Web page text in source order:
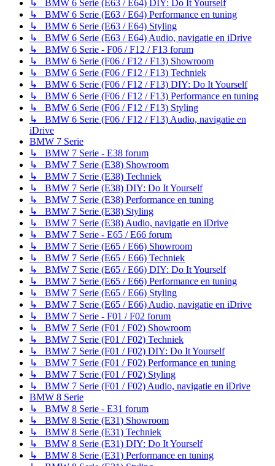
↳ BMW 6 Serie (E63 / E64) DIY: Do It Yourself
↳ BMW 6 Serie (E63 / E64) Performance en tuning
↳ BMW 6 Serie (E63 / E64) Styling
↳ BMW 6 Serie (E63 / E64) Audio, navigatie en iDrive
↳ BMW 6 Serie - F06 / F12 / F13 forum
↳ BMW 6 Serie (F06 / F12 / F13) Showroom
↳ BMW 6 Serie (F06 / F12 / F13) Techniek
↳ BMW 6 Serie (F06 / F12 / F13) DIY: Do It Yourself
↳ BMW 6 Serie (F06 / F12 / F13) Performance en tuning
↳ BMW 6 Serie (F06 / F12 / F13) Styling
↳ BMW 6 Serie (F06 / F12 / F13) Audio, navigatie en
iDrive
BMW 7 Serie
↳ BMW 7 Serie - E38 forum
↳ BMW 7 Serie (E38) Showroom
↳ BMW 7 Serie (E38) Techniek
↳ BMW 7 Serie (E38) DIY: Do It Yourself
↳ BMW 7 Serie (E38) Performance en tuning
↳ BMW 7 Serie (E38) Styling
↳ BMW 7 Serie (E38) Audio, navigatie en iDrive
↳ BMW 7 Serie - E65 / E66 forum
↳ BMW 7 Serie (E65 / E66) Showroom
↳ BMW 7 Serie (E65 / E66) Techniek
↳ BMW 7 Serie (E65 / E66) DIY: Do It Yourself
↳ BMW 7 Serie (E65 / E66) Performance en tuning
↳ BMW 7 Serie (E65 / E66) Styling
↳ BMW 7 Serie (E65 / E66) Audio, navigatie en iDrive
↳ BMW 7 Serie - F01 / F02 forum
↳ BMW 7 Serie (F01 / F02) Showroom
↳ BMW 7 Serie (F01 / F02) Techniek
↳ BMW 7 Serie (F01 / F02) DIY: Do It Yourself
↳ BMW 7 Serie (F01 / F02) Performance en tuning
↳ BMW 7 Serie (F01 / F02) Styling
↳ BMW 7 Serie (F01 / F02) Audio, navigatie en iDrive
BMW 8 Serie
↳ BMW 8 Serie - E31 forum
↳ BMW 8 Serie (E31) Showroom
↳ BMW 8 Serie (E31) Techniek
↳ BMW 8 Serie (E31) DIY: Do It Yourself
↳ BMW 8 Serie (E31) Performance en tuning